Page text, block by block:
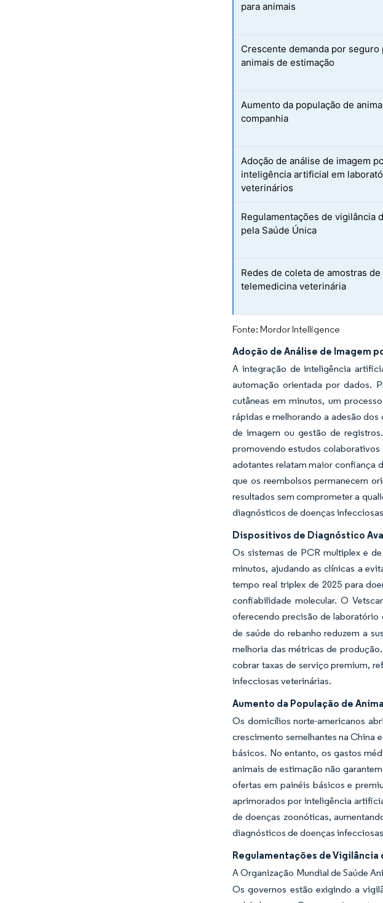
para animais
Crescente demanda por seguro
animais de estimação
Aumento da população de
companhia
Adoção de análise de imagem
inteligência artificial em
veterinários
Regulamentações de vigilância
pela Saúde Única
Redes de coleta de amostras de
telemedicina veterinária
Fonte: Mordor Intelligence
Adoção de Análise de Imagem
A integração de inteligência
automação orientada por dados.
cutâneas em minutos, um
rápidas e melhorando a adesão
de imagem ou gestão de
promovendo estudos
adotantes relatam maior confiança
que os reembolsos permanecem
resultados sem comprometer a
diagnósticos de doenças
Dispositivos de Diagnóstico
Os sistemas de PCR multiplex e
minutos, ajudando as clínicas a
tempo real triplex de 2025 para
confiabilidade molecular. O
oferecendo precisão de
de saúde do rebanho reduzem a
melhoria das métricas de
cobrar taxas de serviço premium,
infecciosas veterinárias.
Aumento da População de
Os domicílios norte-americanos
crescimento semelhantes na China
básicos. No entanto, os gastos
animais de estimação não
ofertas em painéis básicos e
aprimorados por inteligência
de doenças zoonóticas,
diagnósticos de doenças
Regulamentações de Vigilância
A Organização Mundial de Saúde
Os governos estão exigindo a